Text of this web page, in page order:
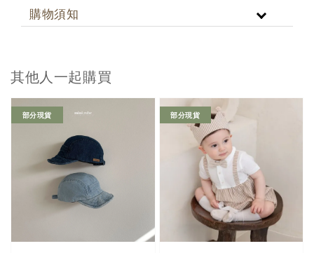
購物須知
其他人一起購買
部分現貨 部分現貨